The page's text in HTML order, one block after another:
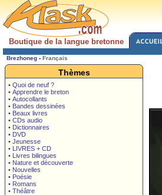
Boutique de la langue bretonne
Brezhoneg - Français
Thèmes
• Quoi de neuf ?
• Apprendre le breton
• Autocollants
• Bandes dessinées
• Beaux livres
• CDs audio
• Dictionnaires
• DVD
• Jeunesse
• LIVRES + CD
• Livres bilingues
• Nature et découverte
• Nouvelles
• Poésie
• Romans
• Théâtre